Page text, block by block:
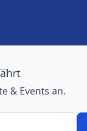
& Events an.